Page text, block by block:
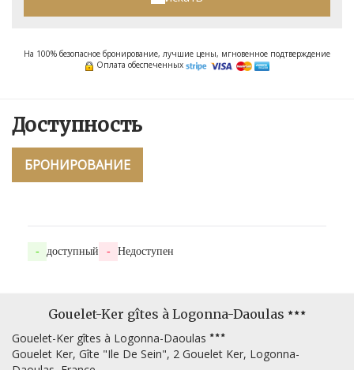
На 100% безопасное бронирование, лучшие цены, мгновенное подтверждение
Оплата обеспеченных
Доступность
БРОНИРОВАНИЕ
- доступный - Недоступен
Gouelet-Ker gîtes à Logonna-Daoulas
Gouelet-Ker gîtes à Logonna-Daoulas
Gouelet Ker, Gîte "Ile De Sein", 2 Gouelet Ker, Logonna-